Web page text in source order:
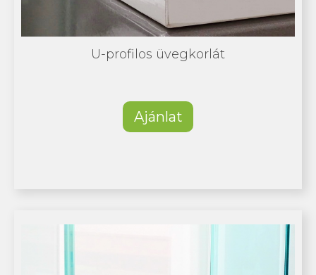
U-profilos üvegkorlát
Ajánlat